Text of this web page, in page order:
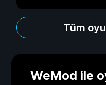
Tüm
WeMod ile